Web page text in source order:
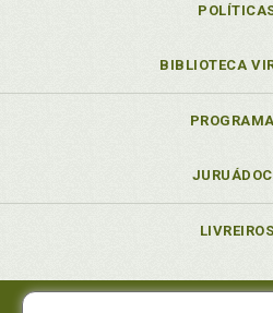
BIBLIOTECA
LIVREIROS